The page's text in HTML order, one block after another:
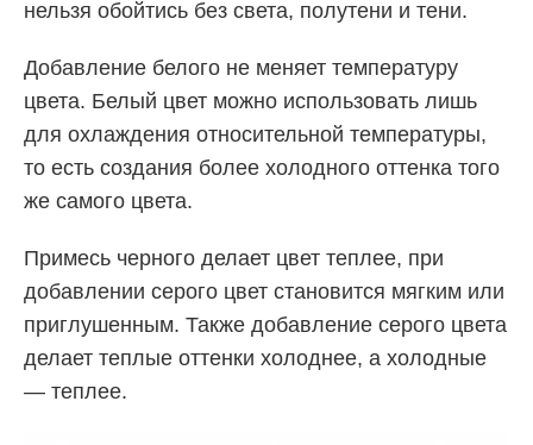
нельзя обойтись без света, полутени и тени.
Добавление белого не меняет температуру
цвета. Белый цвет можно использовать лишь
для охлаждения относительной температуры,
то есть создания более холодного оттенка того
же самого цвета.
Примесь черного делает цвет теплее, при
добавлении серого цвет становится мягким или
приглушенным. Также добавление серого цвета
делает теплые оттенки холоднее, а холодные
— теплее.